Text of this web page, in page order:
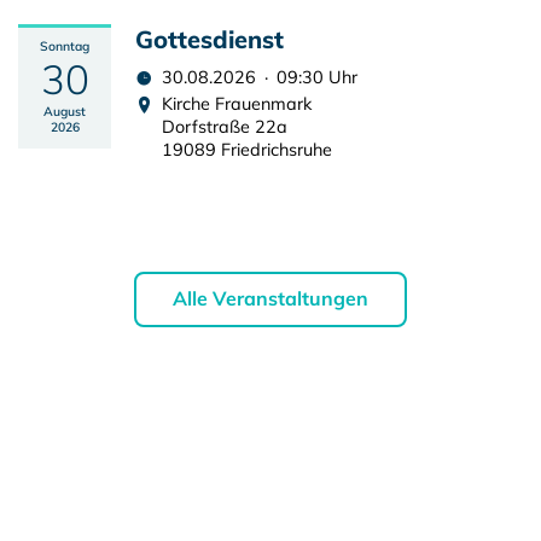
Sonntag
30
August
2026
Gottesdienst
30.08.2026 · 09:30 Uhr
Kirche Frauenmark
Dorfstraße 22a
19089 Friedrichsruhe
Alle Veranstaltungen